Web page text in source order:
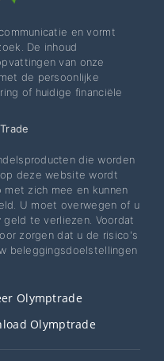
en vormt
De inhoud
van onze
de persoonlijke
of huidige financiële
die worden
deze website wordt
zich mee en kunnen
U moet overwegen of u
te verliezen. Voordat
zorgen dat u de risico's
beleggingsdoelstellingen
Olymptrade
Olymptrade